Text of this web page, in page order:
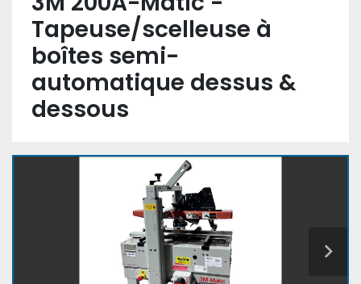
Tapeuse/scelleuse à
boîtes semi-
automatique dessus &
dessous